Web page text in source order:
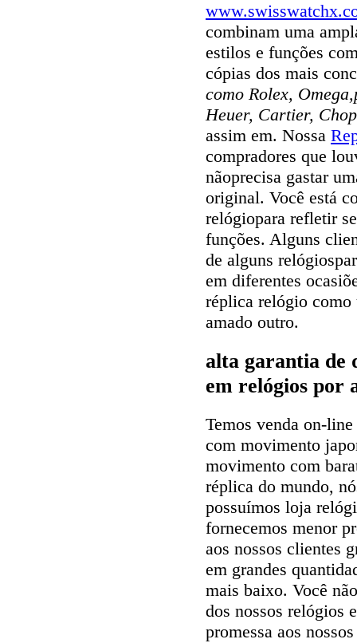
combinam uma
estilos e funções
cópias dos mais
como Rolex,
Heuer, Cartier,
assim em. Nossa
compradores que
nãoprecisa gastar
original. Você está
relógiopara refletir
funções. Alguns
de alguns
em diferentes
réplica relógio como
amado outro.
alta garantia de
em relógios por
Temos venda on-
com movimento
movimento com
réplica do mundo,
possuímos loja
fornecemos menor
aos nossos clientes
em grandes
mais baixo. Você
dos nossos relógios
promessa aos